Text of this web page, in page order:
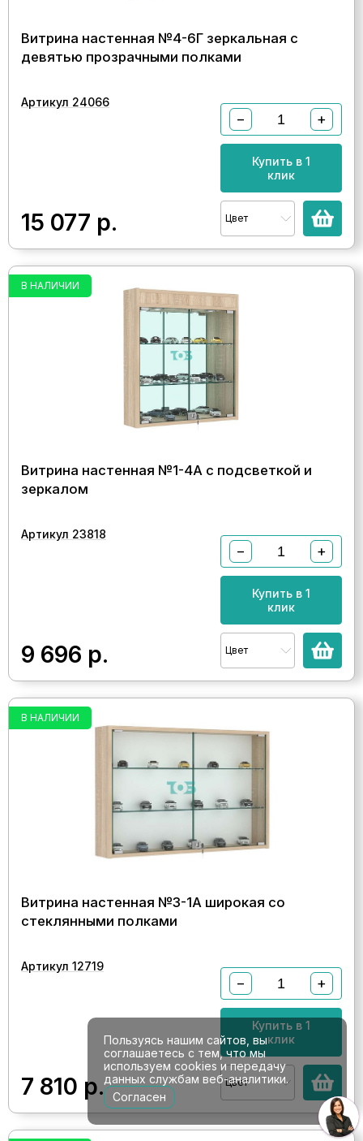
Витрина настенная №4-6Г зеркальная с
девятью прозрачными полками
Артикул 24066
15 077 р.
− +
Купить в 1
клик
Цвет
В НАЛИЧИИ
Витрина настенная №1-4А с подсветкой и
зеркалом
Артикул 23818
9 696 р.
− +
Купить в 1
клик
Цвет
В НАЛИЧИИ
Витрина настенная №3-1А широкая со
стеклянными полками
Артикул 12719
7 810 р.
− +
Купить в 1
клик
Цвет
Пользуясь нашим сайтов, вы
соглашаетесь с тем, что мы
используем cookies и передачу
данных службам веб-аналитики.
Согласен